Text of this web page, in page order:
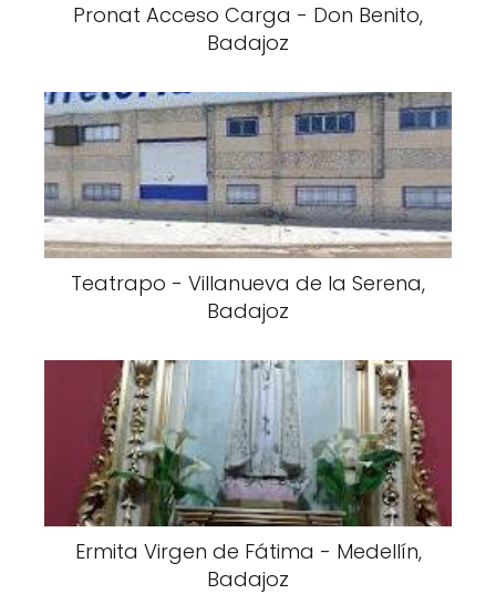
Pronat Acceso Carga - Don Benito,
Badajoz
Teatrapo - Villanueva de la Serena,
Badajoz
Ermita Virgen de Fátima - Medellín,
Badajoz